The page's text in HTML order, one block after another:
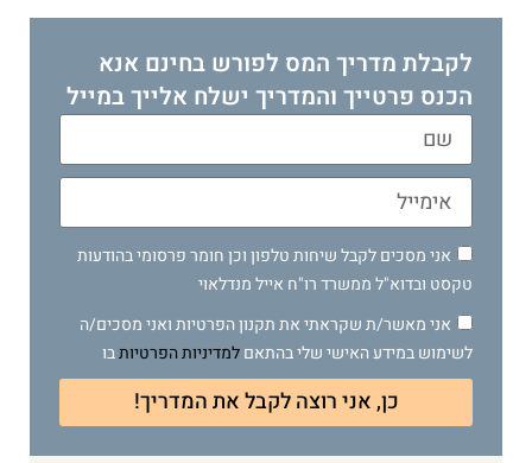
לקבלת מדריך המס לפורש בחינם אנא
הכנס פרטייך והמדריך ישלח אלייך במייל
אני מסכים לקבל שיחות טלפון וכן חומר פרסומי בהודעות
טקסט ובדוא"ל ממשרד רו"ח אייל מנדלאוי
אני מאשר/ת שקראתי את תקנון הפרטיות ואני מסכים/ה
לשימוש במידע האישי שלי בהתאםלמדיניות הפרטיותבו
כן, אני רוצה לקבל את המדריך!